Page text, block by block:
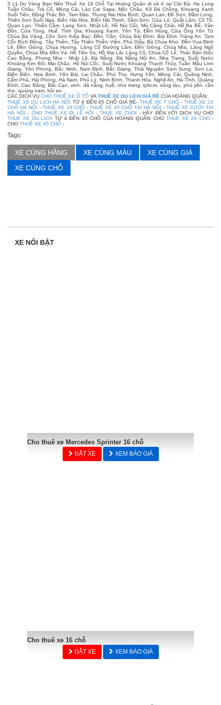
3 Lý Do Vàng Bạn Nên Thuê Xe 16 Chỗ Tại Hoàng Quân đi và ở tại Cát Bà, Hạ Long
Tuần Châu, Trà Cổ, Móng Cái, Lào Cai Sapa, Mộc Châu, K9 Đá Chông, Khoang Xanh
Suối Tiên, Động Thác Bờ, Tam Đảo, Thung Nai Hòa Bình, Quan Lạn, Đồ Sơn, Đầm Long,
Thiên Sơn Suối Ngà, Biển Hải Hòa, Biển Hải Thịnh, Sầm Sơn, Cửa Lò, Quất Lâm, Cô Tô,
Quan Lạn, Thiên Cầm, Lạng Sơn, Nhật Lệ, Hồ Núi Cốc, Mù Căng Chải, Hồ Ba Bể, Vân
Đồn, Cửa Tùng, Huế, Tĩnh Gia, Khoang Xanh, Yên Tử, Đền Hùng, Cửa Ông Yên Tử
Chùa Ba Vàng, Côn Sơn Kiếp Bạc, Đền Trần, Chùa Bái Đính, Bái Đính Tràng An, Tam
Cốc Bích Động, Tây Thiên, Tây Thiên Thiền Viện, Phủ Giầy, Bà Chúa Kho, Đền Vua Đinh
Lê, Đền Gióng, Chùa Hương, Làng Cổ Đường Lâm, Đền Gióng, Chùa Mía, Lăng Ngô
Quyền, Chùa Mía Đền Và, Hồ Tiên Sa, Hồ Đại Lải, Lăng Cô, Chùa Cổ Lễ, Thác Bản Giốc
Cao Bằng, Phong Nha - Nhật Lệ, Đà Nẵng, Đà Nẵng Hội An, Nha Trang, Suối Nước
Khoáng Kim Bôi, Mai Châu, Hồ Núi Cốc, Suối Nước Khoáng Thanh Thủy, Tuần Mẫu Linh
Giang, Yên Phong, Bắc Ninh, Nam Định, Bắc Giang, Thái Nguyên Sam Sung, Sơn La,
Điện Biên, Hoa Binh, Yên Bái, Lai Châu, Phú Thọ, Hưng Yên, Móng Cái, Quảng Ninh,
Cẩm Phả, Hải Phòng, Hà Nam, Phủ Lý, Ninh Bình, Thanh Hóa, Nghệ An, Hà Tĩnh, Quảng
Bình, Cao Bằng, Bắc Cạn, vinh, đà nẵng, huế, nha trang, tphcm, vũng tàu, phú yên, cần
thơ, quảng nam, hội an.
CÁC DỊCH VỤ CHO THUÊ XE Ô TÔ VA THUÊ XE DU LỊCH GIÁ RẺ CỦA HOÀNG QUÂN:
THUÊ XE DU LỊCH HÀ NỘI TỪ 4 ĐẾN 45 CHỖ GIÁ RẺ- THUÊ XE 7 CHỖ- THUÊ XE 16
CHỖ HÀ NỘI -THUÊ XE 29 CHỖ -THUÊ XE 45 CHỖ TẠI HÀ NỘI -THUÊ XE CƯỚI TẠI
HÀ NỘI - CHO THUÊ XE ĐI LỄ HỘI -THUE XE CUOI - HÃY ĐẾN VỚI DỊCH VỤ CHO
THUE XE DU LICH TỪ 4 ĐẾN 45 CHỖ CỦA HOÀNG QUÂN: CHOTHUE XE 29 CHO-
CHO THUÊ XE 45 CHỖ -
Tags:
XE CÙNG HÃNG XE CÙNG MÀU
XE CÙNG GIÁ
XE CÙNG CHỖ
XE NỔI BẬT
Cho thuê xe Mercedes Sprinter 16 chỗ
ĐẶT XE XEM BÁO GIÁ
Cho thuê xe 16 chỗ
ĐẶT XE XEM BÁO GIÁ